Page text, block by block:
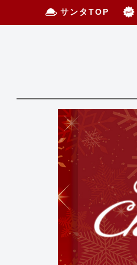
サンタTOP